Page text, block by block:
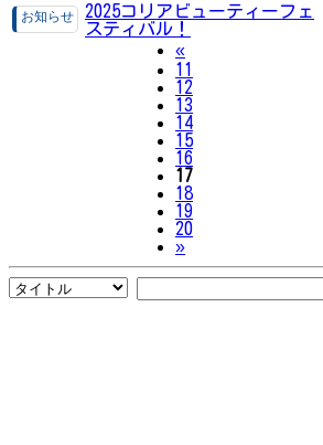
2025コリアビューティーフェ
スティバル！
«Previous
11
12
13
14
15
16
17
18
19
20
»Next